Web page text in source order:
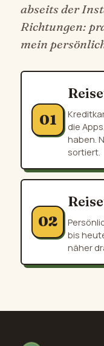
abseits der
Richtungen:
mein
01
die
haben.
sortiert.
02
bis
näher